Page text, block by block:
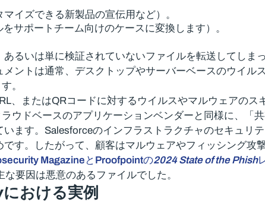
イズできる新製品の宣伝用など）。
サポートチーム向けのケースに変換します）。
るいは単に検証されていないファイルを転送してしま
ントは通常、デスクトップやサーバーベースのウイル
。
、またはQRコードに対するウイルスやマルウェアの
ウドベースのアプリケーションベンダーと同様に、「
ます。Salesforceのインフラストラクチャのセキュリ
す。したがって、顧客はマルウェアやフィッシング攻
MagazineとProofpointの2024 State of the Phish
要因は悪意のあるファイルでした。
における実例